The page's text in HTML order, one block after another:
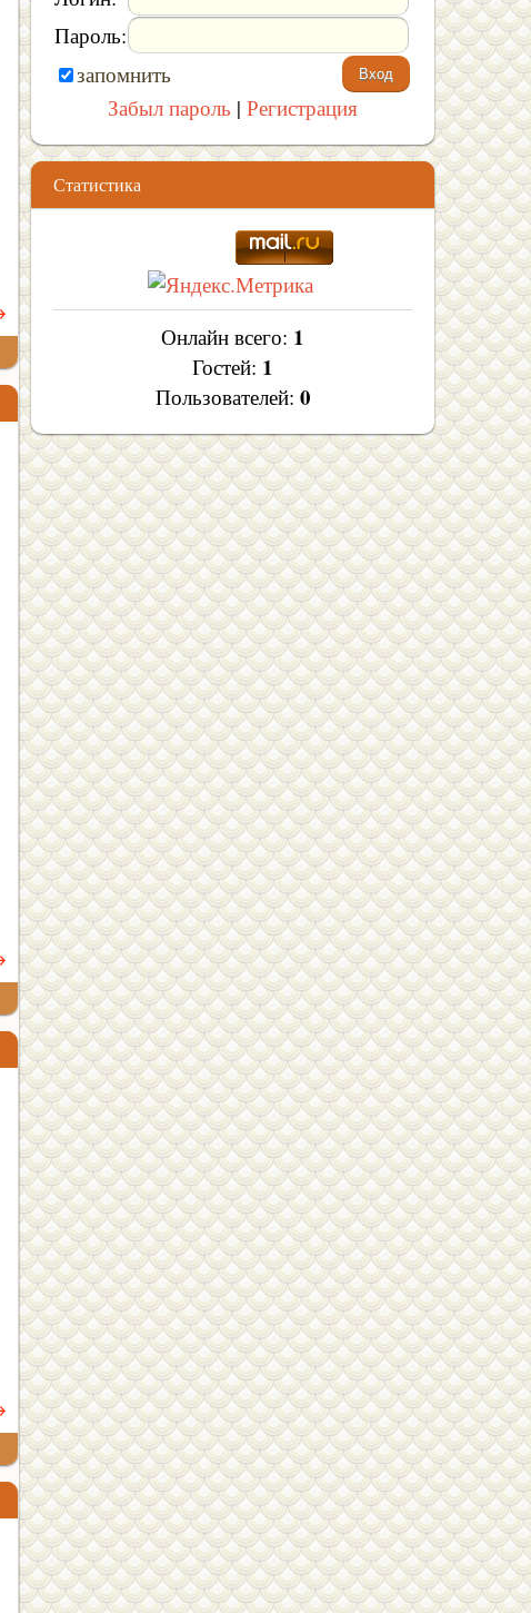
Пароль:
запомнить
Забыл пароль | Регистрация
Статистика
Онлайн всего: 1
Гостей: 1
Пользователей: 0